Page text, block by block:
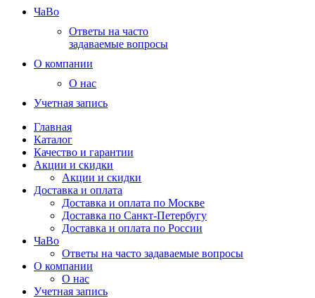
ЧаВо
Ответы на часто
задаваемые вопросы
О компании
О нас
Учетная запись
Главная
Каталог
Качество и гарантии
Акции и скидки
Акции и скидки
Доставка и оплата
Доставка и оплата по Москве
Доставка по Санкт-Петербугу
Доставка и оплата по России
ЧаВо
Ответы на часто задаваемые вопросы
О компании
О нас
Учетная запись